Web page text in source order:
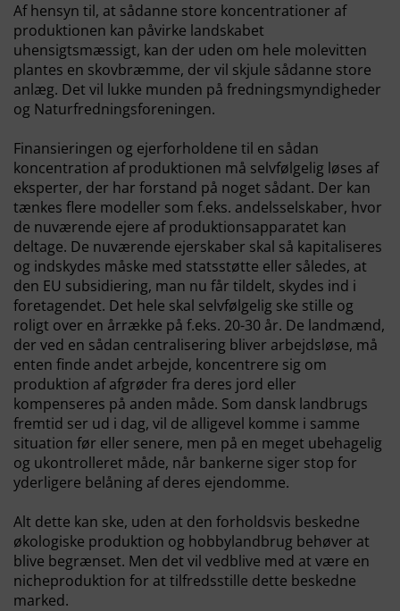
Af hensyn til, at sådanne store koncentrationer af
produktionen kan påvirke landskabet
uhensigtsmæssigt, kan der uden om hele molevitten
plantes en skovbræmme, der vil skjule sådanne store
anlæg. Det vil lukke munden på fredningsmyndigheder
og Naturfredningsforeningen.
Finansieringen og ejerforholdene til en sådan
koncentration af produktionen må selvfølgelig løses af
eksperter, der har forstand på noget sådant. Der kan
tænkes flere modeller som f.eks. andelsselskaber, hvor
de nuværende ejere af produktionsapparatet kan
deltage. De nuværende ejerskaber skal så kapitaliseres
og indskydes måske med statsstøtte eller således, at
den EU subsidiering, man nu får tildelt, skydes ind i
foretagendet. Det hele skal selvfølgelig ske stille og
roligt over en årrække på f.eks. 20-30 år. De landmænd,
der ved en sådan centralisering bliver arbejdsløse, må
enten finde andet arbejde, koncentrere sig om
produktion af afgrøder fra deres jord eller
kompenseres på anden måde. Som dansk landbrugs
fremtid ser ud i dag, vil de alligevel komme i samme
situation før eller senere, men på en meget ubehagelig
og ukontrolleret måde, når bankerne siger stop for
yderligere belåning af deres ejendomme.
Alt dette kan ske, uden at den forholdsvis beskedne
økologiske produktion og hobbylandbrug behøver at
blive begrænset. Men det vil vedblive med at være en
nicheproduktion for at tilfredsstille dette beskedne
marked.